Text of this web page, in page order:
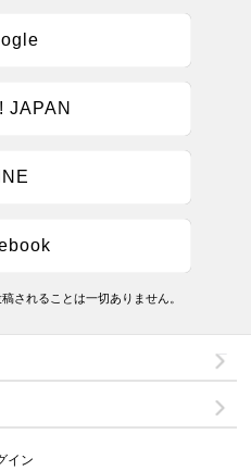
JAPAN
されることは一切ありません。
イン